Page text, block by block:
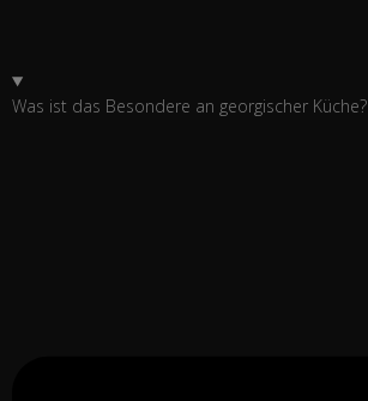
Was ist das Besondere an georgischer Küche?